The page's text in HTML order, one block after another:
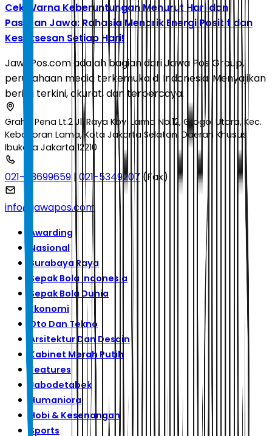
Cek Warna Keberuntungan Menurut Hari dan
Pasaran Jawa: Rahasia Menarik Energi Positif dan
Kesuksesan Setiap Hari!
JawaPos.com adalah bagian dari Jawa Pos Group,
perusahaan media terkemuka di Indonesia. Menyajikan
berita terkini, akurat, dan terpercaya.
Graha Pena Lt.2 Jl. Raya Kby. Lama No.12, Grogol Utara, Kec.
Kebayoran Lama, Kota Jakarta Selatan, Daerah Khusus
Ibukota Jakarta 12210
021-53699659 |021-5349207 (Fax)
info@jawapos.com
Awarding
Nasional
Surabaya Raya
Sepak Bola Indonesia
Sepak Bola Dunia
Ekonomi
Oto Dan Tekno
Arsitektur Dan Desain
Kabinet Merah Putih
Features
Jabodetabek
Humaniora
Hobi & Kesenangan
Sports